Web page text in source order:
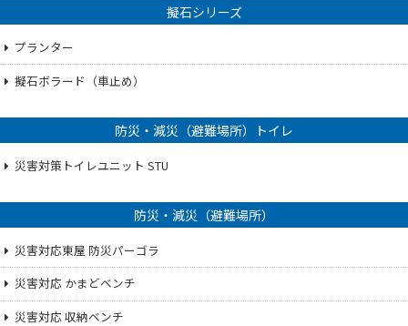
擬石シリーズ
プランター
擬石ボラード（車止め）
防災・減災（避難場所）トイレ
災害対策トイレユニット STU
防災・減災（避難場所）
災害対応東屋 防災パーゴラ
災害対応 かまどベンチ
災害対応 収納ベンチ